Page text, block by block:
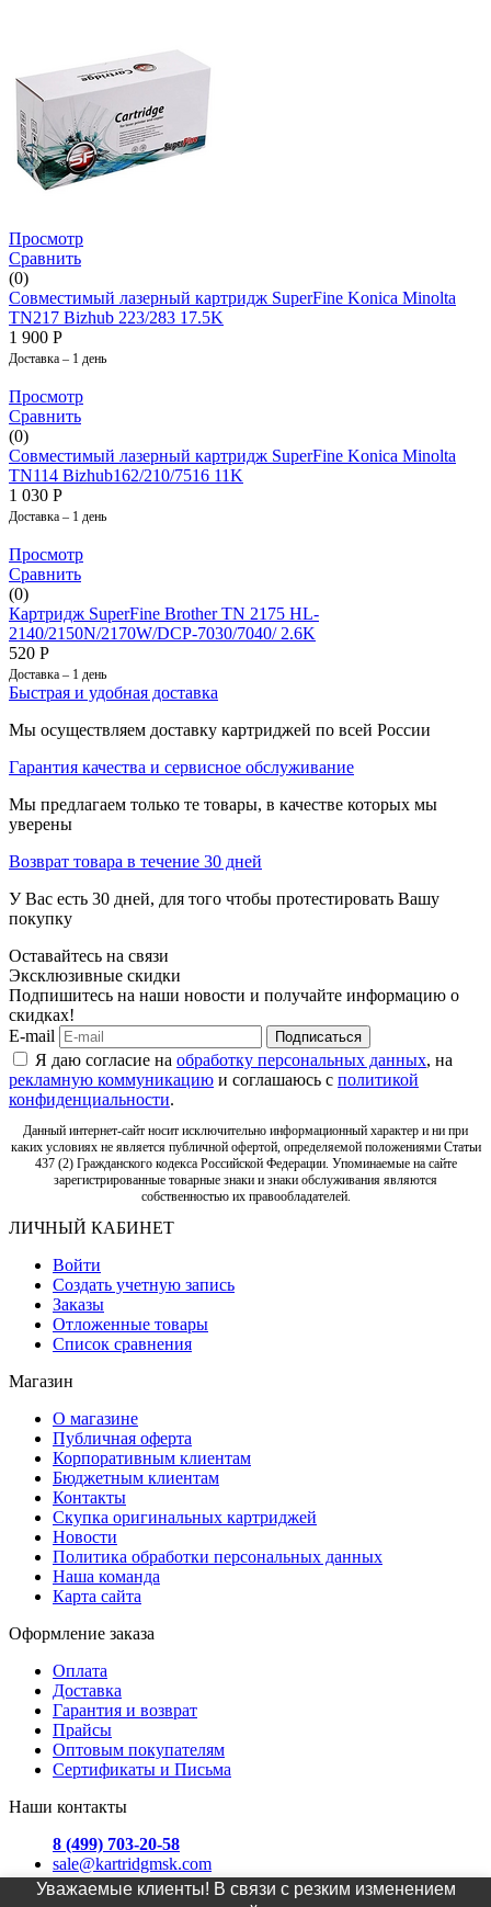
Просмотр
Сравнить
(0)
Совместимый лазерный картридж SuperFine Konica Minolta
TN217 Bizhub 223/283 17.5K
1 900 Р
Доставка – 1 день
Просмотр
Сравнить
(0)
Совместимый лазерный картридж SuperFine Konica Minolta
TN114 Bizhub162/210/7516 11K
1 030 Р
Доставка – 1 день
Просмотр
Сравнить
(0)
Картридж SuperFine Brother TN 2175 HL-
2140/2150N/2170W/DCP-7030/7040/ 2.6K
520 Р
Доставка – 1 день
Быстрая и удобная доставка
Мы осуществляем доставку картриджей по всей России
Гарантия качества и сервисное обслуживание
Мы предлагаем только те товары, в качестве которых мы
уверены
Возврат товара в течение 30 дней
У Вас есть 30 дней, для того чтобы протестировать Вашу
покупку
Оставайтесь на связи
Эксклюзивные скидки
Подпишитесь на наши новости и получайте информацию о
скидках!
E-mail
Подписаться
Я даю согласие на обработку персональных данных, на
рекламную коммуникацию и соглашаюсь с политикой
конфиденциальности.
Данный интернет-сайт носит исключительно информационный характер и ни при
каких условиях не является публичной офертой, определяемой положениями Статьи
437 (2) Гражданского кодекса Российской Федерации. Упоминаемые на сайте
зарегистрированные товарные знаки и знаки обслуживания являются
собственностью их правообладателей.
ЛИЧНЫЙ КАБИНЕТ
Войти
Создать учетную запись
Заказы
Отложенные товары
Список сравнения
Магазин
О магазине
Публичная оферта
Корпоративным клиентам
Бюджетным клиентам
Контакты
Скупка оригинальных картриджей
Новости
Политика обработки персональных данных
Наша команда
Карта сайта
Оформление заказа
Оплата
Доставка
Гарантия и возврат
Прайсы
Оптовым покупателям
Сертификаты и Письма
Наши контакты
8 (499) 703-20-58
sale@kartridgmsk.com
Москва, ул. Хавская д. 3
Уважаемые клиенты! В связи с резким изменением